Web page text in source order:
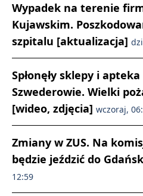
Wypadek na terenie
Kujawskim.
szpitalu [aktualizacja]
Spłonęły sklepy i
Szwederowie. Wielki
[wideo, zdjęcia] wczoraj,
Zmiany w ZUS. Na
będzie jeździć do
12:59